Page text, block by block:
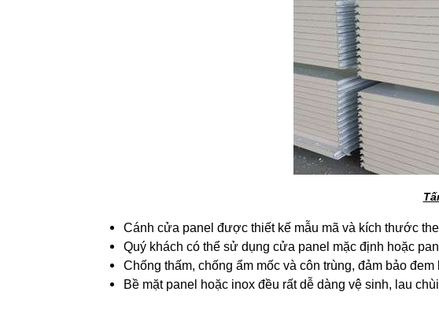
Cánh cửa panel được thiết kế mẫu mã và kích thước
Quý khách có thể sử dụng cửa panel mặc định hoặc
Chống thấm, chống ẩm mốc và côn trùng, đảm bảo
Bề mặt panel hoặc inox đều rất dễ dàng vệ sinh, lau